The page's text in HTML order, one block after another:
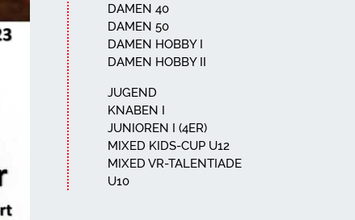
DAMEN 40
DAMEN 50
DAMEN HOBBY I
DAMEN HOBBY II
JUGEND
KNABEN I
JUNIOREN I (4ER)
MIXED KIDS-CUP U12
MIXED VR-TALENTIADE
U10